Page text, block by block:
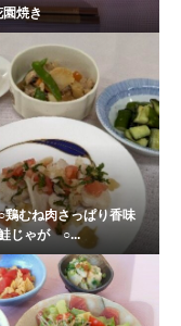
園焼き
むね肉さっぱり香味
じゃが ○...